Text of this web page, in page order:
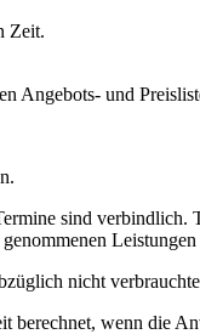
Zeit.
Angebots- und
sind verbindlich.
nicht
wenn die